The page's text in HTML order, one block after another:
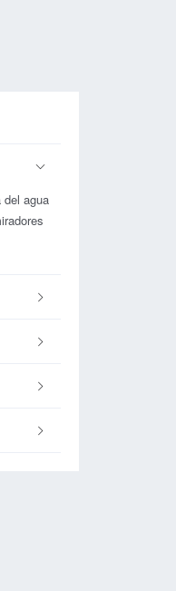
agua